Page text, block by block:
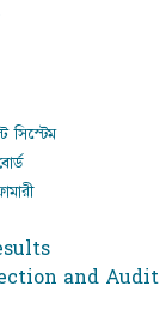
সিস্টেম
and Audit